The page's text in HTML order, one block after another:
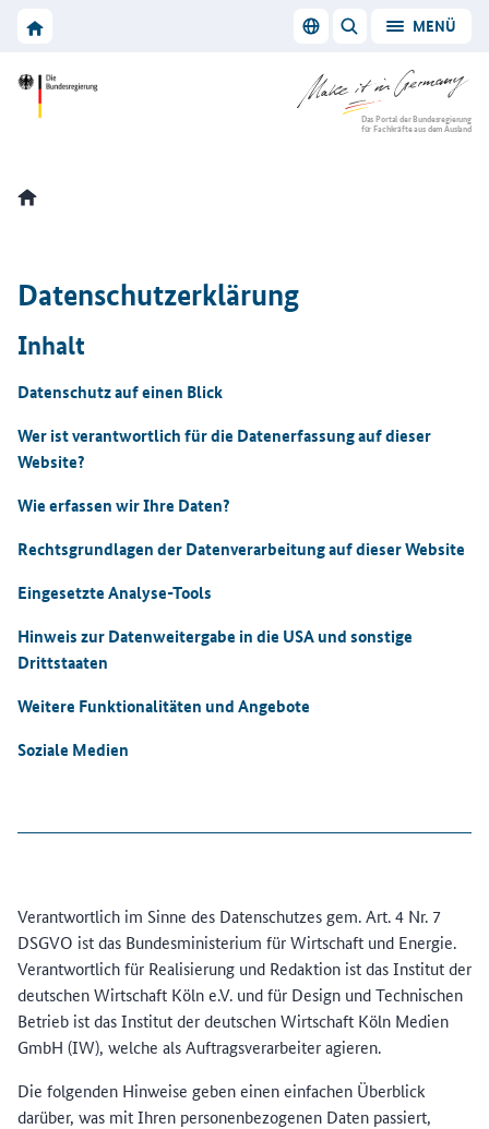
Zur Startseite von Make it in Germany Sprache wechseln
SUCHE ANZEIGEN/
MENÜ
Zur Startseite von Make it in GermanyDas Portal der Bundesregierung
für Fachkräfte aus dem Ausland
Datenschutzerklärung
Inhalt
Datenschutz auf einen Blick
Wer ist verantwortlich für die Datenerfassung auf dieser
Website?
Wie erfassen wir Ihre Daten?
Rechtsgrundlagen der Datenverarbeitung auf dieser Website
Eingesetzte Analyse-Tools
Hinweis zur Datenweitergabe in die USA und sonstige
Drittstaaten
Weitere Funktionalitäten und Angebote
Soziale Medien
Verantwortlich im Sinne des Datenschutzes gem. Art. 4 Nr. 7
DSGVO ist das Bundesministerium für Wirtschaft und Energie.
Verantwortlich für Realisierung und Redaktion ist das Institut der
deutschen Wirtschaft Köln e.V. und für Design und Technischen
Betrieb ist das Institut der deutschen Wirtschaft Köln Medien
GmbH (IW), welche als Auftragsverarbeiter agieren.
Die folgenden Hinweise geben einen einfachen Überblick
darüber, was mit Ihren personenbezogenen Daten passiert,